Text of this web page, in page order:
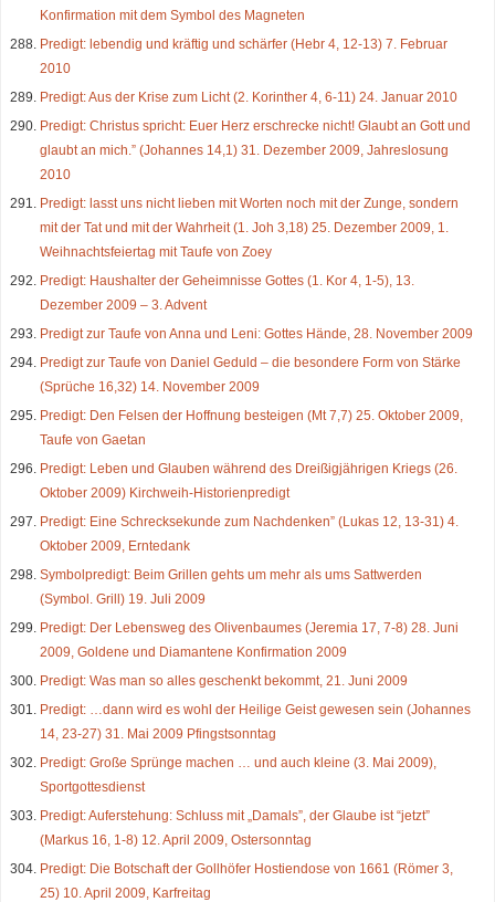
Konfirmation mit dem Symbol des Magneten
Predigt: lebendig und kräftig und schärfer (Hebr 4, 12-13) 7. Februar
2010
Predigt: Aus der Krise zum Licht (2. Korinther 4, 6-11) 24. Januar 2010
Predigt: Christus spricht: Euer Herz erschrecke nicht! Glaubt an Gott und
glaubt an mich.” (Johannes 14,1) 31. Dezember 2009, Jahreslosung
2010
Predigt: lasst uns nicht lieben mit Worten noch mit der Zunge, sondern
mit der Tat und mit der Wahrheit (1. Joh 3,18) 25. Dezember 2009, 1.
Weihnachtsfeiertag mit Taufe von Zoey
Predigt: Haushalter der Geheimnisse Gottes (1. Kor 4, 1-5), 13.
Dezember 2009 – 3. Advent
Predigt zur Taufe von Anna und Leni: Gottes Hände, 28. November 2009
Predigt zur Taufe von Daniel Geduld – die besondere Form von Stärke
(Sprüche 16,32) 14. November 2009
Predigt: Den Felsen der Hoffnung besteigen (Mt 7,7) 25. Oktober 2009,
Taufe von Gaetan
Predigt: Leben und Glauben während des Dreißigjährigen Kriegs (26.
Oktober 2009) Kirchweih-Historienpredigt
Predigt: Eine Schrecksekunde zum Nachdenken” (Lukas 12, 13-31) 4.
Oktober 2009, Erntedank
Symbolpredigt: Beim Grillen gehts um mehr als ums Sattwerden
(Symbol. Grill) 19. Juli 2009
Predigt: Der Lebensweg des Olivenbaumes (Jeremia 17, 7-8) 28. Juni
2009, Goldene und Diamantene Konfirmation 2009
Predigt: Was man so alles geschenkt bekommt, 21. Juni 2009
Predigt: …dann wird es wohl der Heilige Geist gewesen sein (Johannes
14, 23-27) 31. Mai 2009 Pfingstsonntag
Predigt: Große Sprünge machen … und auch kleine (3. Mai 2009),
Sportgottesdienst
Predigt: Auferstehung: Schluss mit „Damals”, der Glaube ist “jetzt”
(Markus 16, 1-8) 12. April 2009, Ostersonntag
Predigt: Die Botschaft der Gollhöfer Hostiendose von 1661 (Römer 3,
25) 10. April 2009, Karfreitag